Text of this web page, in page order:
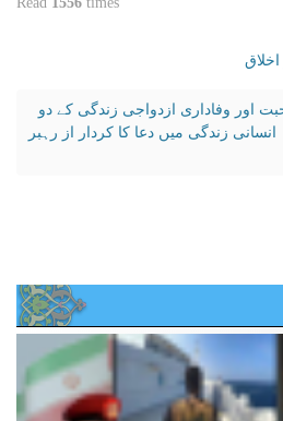
اور وفاداری ازدواجی زندگی کے دو
انسانی زندگی میں دعا کا کردار از رہبر